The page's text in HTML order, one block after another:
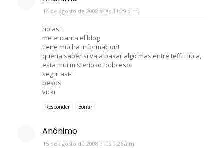
14 de agosto de 2008 a las 11:29 p.m.
holas!
me encanta el blog
tiene mucha informacion!
queria saber si va a pasar algo mas entre teffi i luca,
esta mui misterioso todo eso!
segui asi-!
besos
vicki
Responder Borrar
Anónimo
15 de agosto de 2008 a las 9:26 a.m.